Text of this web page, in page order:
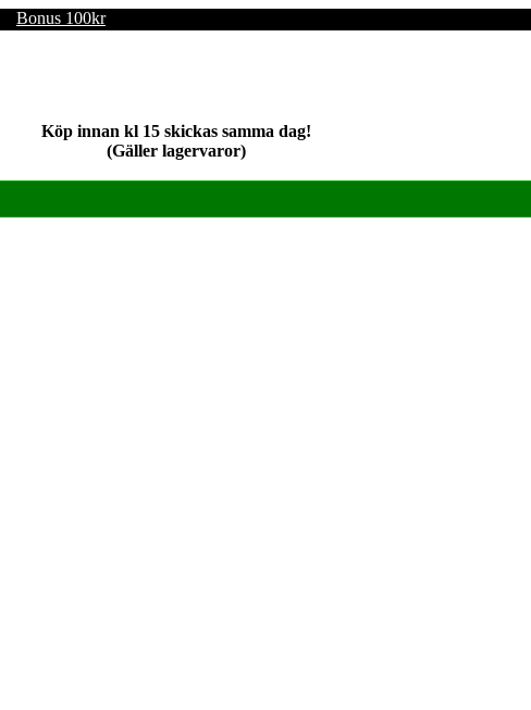
Bonus 100kr
Köp innan kl 15 skickas samma dag!
(Gäller lagervaror)